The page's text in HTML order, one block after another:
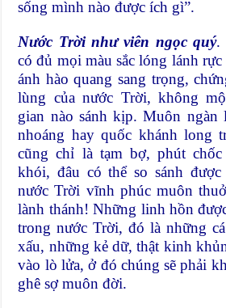
sống mình nào được ích gì”.
Nước Trời như viên ngọc quý.
có đủ mọi màu sắc lóng lánh
ánh hào quang sang trọng,
lùng của nước Trời, không
gian nào sánh kịp. Muôn ngàn
nhoáng hay quốc khánh long
cũng chỉ là tạm bợ, phút
khói, đâu có thể so sánh
nước Trời vĩnh phúc muôn
lành thánh! Những linh hồn
trong nước Trời, đó là những
xấu, những kẻ dữ, thật kinh
vào lò lửa, ở đó chúng sẽ phải
ghê sợ muôn đời.